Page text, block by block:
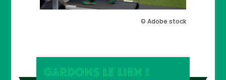
© Adobe stock
GARDONS LE LIEN !